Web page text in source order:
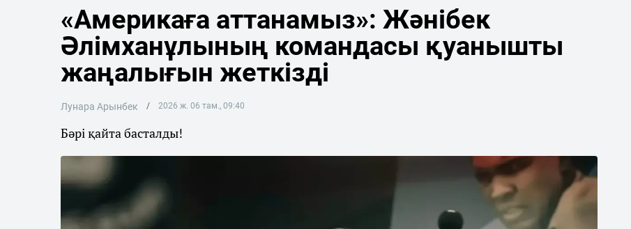
«Америкаға аттанамыз»: Жәнібек
Әлімханұлының командасы қуанышты
жаңалығын жеткізді
Лунара Арынбек 2026 ж. 06 там., 09:40
Бәрі қайта басталды!